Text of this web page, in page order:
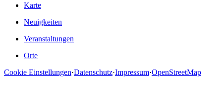
Karte
Neuigkeiten
Veranstaltungen
Orte
Cookie Einstellungen·Datenschutz·Impressum·OpenStreetMap